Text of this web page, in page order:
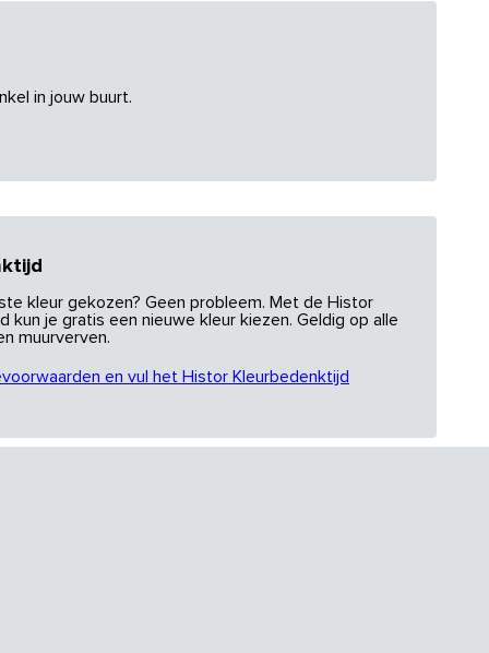
in jouw buurt.
kleur gekozen? Geen probleem. Met de Histor
kun je gratis een nieuwe kleur kiezen. Geldig op alle
muurverven.
en vul het Histor Kleurbedenktijd